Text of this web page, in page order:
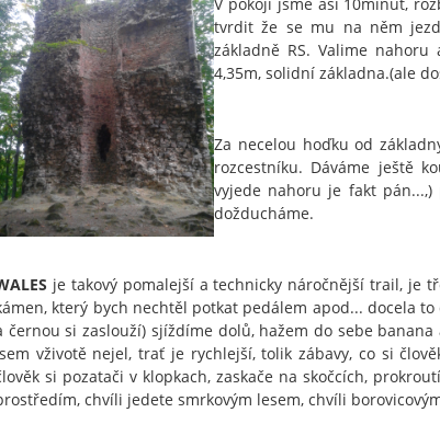
tvrdit že se mu na něm
základně RS. Valime
4,35m, solidní základna.(ale
Za necelou hoďku od
rozcestníku. Dáváme ještě
vyjede nahoru je fakt
dožducháme.
je takový pomalejší a technicky náročnější trail, je
který bych nechtěl potkat pedálem apod... docela
černou si zaslouží) sjíždíme dolů, hažem do sebe
vživotě nejel, trať je rychlejší, tolik zábavy, co si
si pozatači v klopkach, zaskače na skočcích,
chvíli jedete smrkovým lesem, chvíli